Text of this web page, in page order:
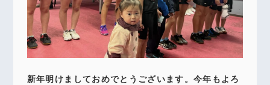
新年明けましておめでとうございます。今年もよろ